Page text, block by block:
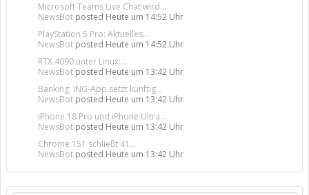
Microsoft Teams Live Chat wird...
NewsBot posted Heute um 14:52 Uhr
PlayStation 5 Pro: Aktuelles...
NewsBot posted Heute um 14:52 Uhr
RTX 4090 unter Linux:...
NewsBot posted Heute um 13:42 Uhr
Banking: ING-App setzt künftig...
NewsBot posted Heute um 13:42 Uhr
iPhone 18 Pro und iPhone Ultra...
NewsBot posted Heute um 13:42 Uhr
Chrome 151 schließt 41...
NewsBot posted Heute um 13:42 Uhr